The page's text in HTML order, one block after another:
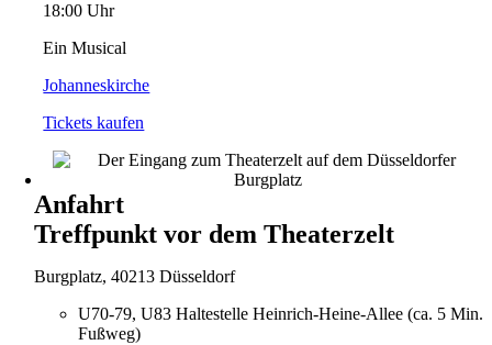
18:00 Uhr
Ein Musical
Johanneskirche
Tickets kaufen
Anfahrt
Treffpunkt vor dem Theaterzelt
Burgplatz, 40213 Düsseldorf
U70-79, U83 Haltestelle Heinrich-Heine-Allee (ca. 5 Min.
Fußweg)